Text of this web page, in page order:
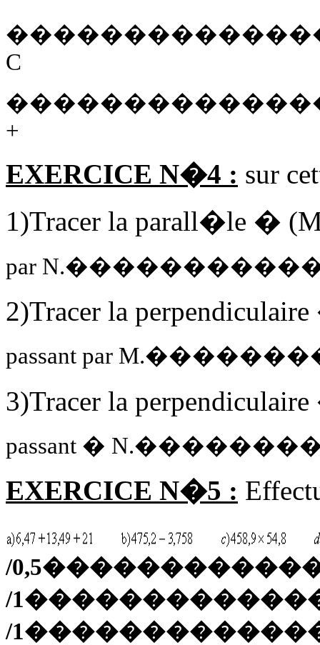
C
+
EXERCICE N�4 : sur
1)Tracer la parall�le �
par
2)Tracer la
passant par
3)Tracer la
passant �
EXERCICE N�5 :
/
/
/